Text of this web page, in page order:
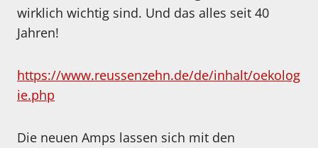
wirklich wichtig sind. Und das alles seit 40
Jahren!
https://www.reussenzehn.de/de/inhalt/oekolog
ie.php
Die neuen Amps lassen sich mit den